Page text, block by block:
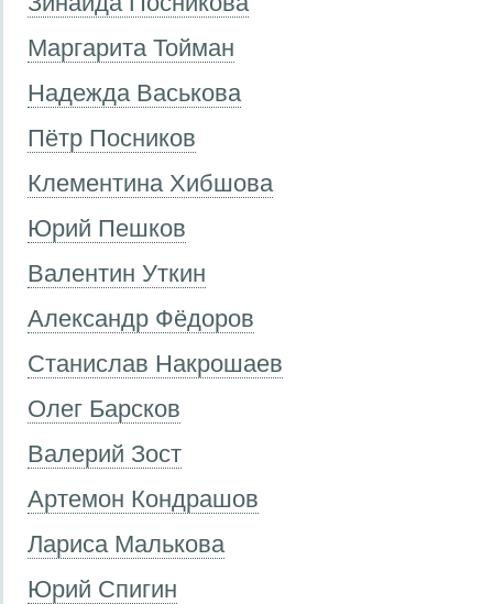
Маргарита Тойман
Надежда Васькова
Пётр Посников
Клементина Хибшова
Юрий Пешков
Валентин Уткин
Александр Фёдоров
Станислав Накрошаев
Олег Барсков
Валерий Зост
Артемон Кондрашов
Лариса Малькова
Юрий Спигин